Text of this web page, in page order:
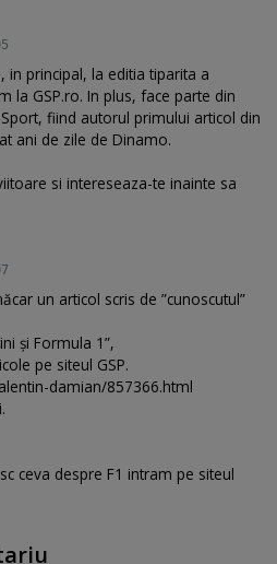
in principal, la editia tiparita a
la GSP.ro. In plus, face parte din
fiind autorul primului articol din
ani de zile de Dinamo.
si intereseaza-te inainte sa
un articol scris de ”cunoscutul”
și Formula 1”,
pe siteul GSP.
damian/857366.html
ceva despre F1 intram pe siteul